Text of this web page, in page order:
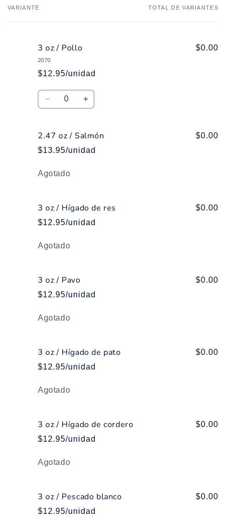
Tu
VARIANTE TOTAL DE VARIANTES
3 oz / Pollo
2070
$12.95/unidad
$0.00
Cantidad
Reducir
3
oz
/
Aumentar
3
oz
/
2.47 oz / Salmón
$13.95/unidad
$0.00
Cantidad
Agotado
3 oz / Hígado de res
$12.95/unidad
$0.00
Cantidad
Agotado
3 oz / Pavo
$12.95/unidad
$0.00
Cantidad
Agotado
3 oz / Hígado de pato
$12.95/unidad
$0.00
Cantidad
Agotado
3 oz / Hígado de cordero
$12.95/unidad
$0.00
Cantidad
Agotado
3 oz / Pescado blanco
$12.95/unidad
$0.00